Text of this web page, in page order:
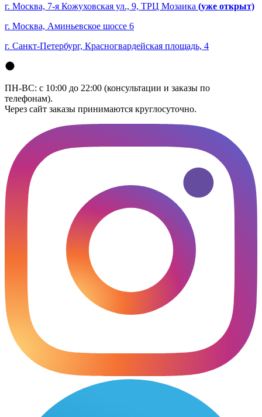
г. Москва, 7-я Кожуховская ул., 9, ТРЦ Мозаика (уже открыт)
г. Москва, Аминьевское шоссе 6
г. Санкт-Петербург, Красногвардейская площадь, 4
ПН-ВС: с 10:00 до 22:00 (консультации и заказы по
телефонам).
Через сайт заказы принимаются круглосуточно.